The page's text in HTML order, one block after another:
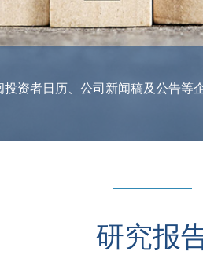
资者日历、公司新闻稿及公告等
研究报